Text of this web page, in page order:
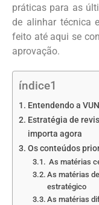
práticas para as
de alinhar técnica
feito até aqui se
aprovação.
índice1
Entendendo a
Estratégia de
importa agora
Os conteúdos
As matérias
As matérias
estratégico
As matérias